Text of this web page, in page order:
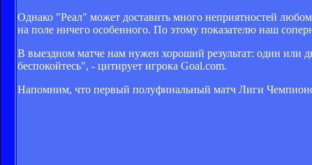
Однако "Реал" может доставить много неприятностей
на поле ничего особенного. По этому показателю наш
В выездном матче нам нужен хороший результат: один или
беспокойтесь", - цитирует игрока Goal.com.
Напомним, что первый полуфинальный матч Лиги